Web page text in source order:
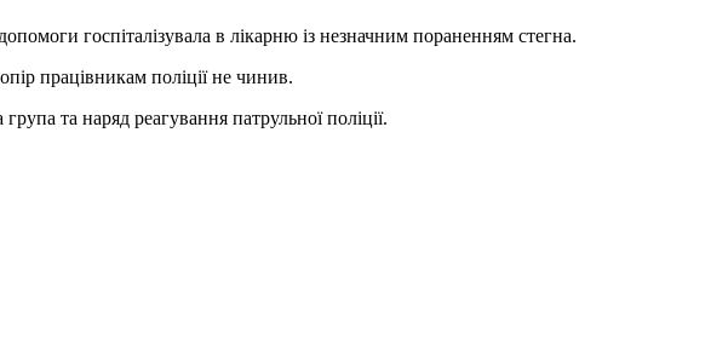
госпіталізувала в лікарню із незначним пораненням стегна.
працівникам поліції не чинив.
та наряд реагування патрульної поліції.